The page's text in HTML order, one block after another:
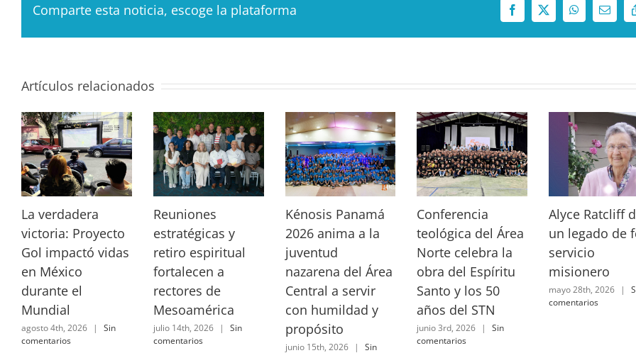
Comparte esta noticia, escoge la plataforma Facebook
X WhatsAppCorreo
Artículos relacionados
La verdadera
victoria: Proyecto
Gol impactó vidas
en México
durante el
Mundial
agosto 4th, 2026 |
Sin
comentarios
Reuniones
estratégicas y
retiro espiritual
fortalecen a
rectores de
Mesoamérica
julio 14th, 2026 |
Sin
comentarios
Kénosis Panamá
2026 anima a la
juventud
nazarena del Área
Central a servir
con humildad y
propósito
junio 15th, 2026 | Sin
Conferencia
teológica del Área
Norte celebra la
obra del Espíritu
Santo y los 50
años del STN
junio 3rd, 2026 |
Sin
comentarios
Alyce Ratcliff
un legado de
servicio
misionero
mayo 28th, 2026 |
comentarios